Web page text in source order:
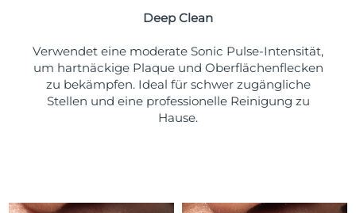
Deep Clean
Verwendet eine moderate Sonic Pulse-Intensität,
um hartnäckige Plaque und Oberflächenflecken
zu bekämpfen. Ideal für schwer zugängliche
Stellen und eine professionelle Reinigung zu
Hause.
Thailand
Türkei Erwartete Lieferung8/9/26
Vereinigte Arabische
Erwartete Lieferung